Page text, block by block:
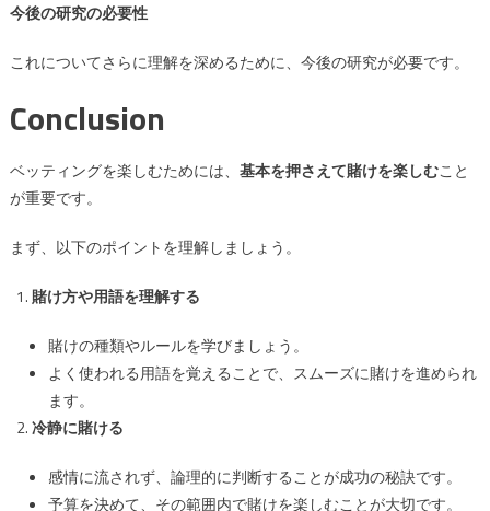
今後の研究の必要性
これについてさらに理解を深めるために、今後の研究が必要です。
Conclusion
ベッティングを楽しむためには、 基本を押さえて賭けを楽しむこと
が重要です。
まず、以下のポイントを理解しましょう。
賭け方や用語を理解する
賭けの種類やルールを学びましょう。
よく使われる用語を覚えることで、スムーズに賭けを進められ
ます。
冷静に賭ける
感情に流されず、論理的に判断することが成功の秘訣です。
予算を決めて、その範囲内で賭けを楽しむことが大切です。